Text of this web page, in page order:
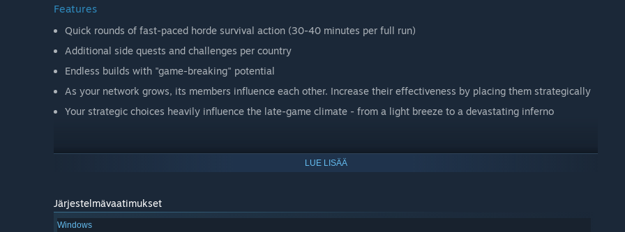
Features
Quick rounds of fast-paced horde survival action (30-40 minutes per full run)
Additional side quests and challenges per country
Endless builds with "game-breaking" potential
As your network grows, its members influence each other. Increase their effectiveness by placing them strategically
Your strategic choices heavily influence the late-game climate - from a light breeze to a devastating inferno
LUE LISÄÄ
Järjestelmävaatimukset
Windows